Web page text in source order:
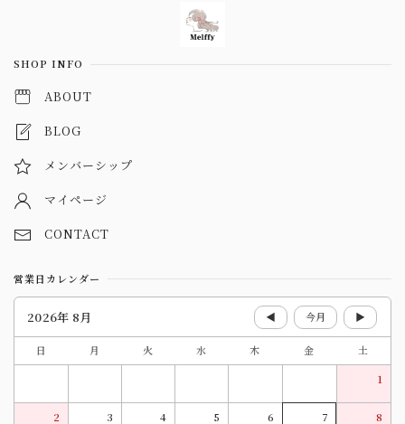
SHOP INFO
ABOUT
BLOG
メンバーシップ
マイページ
CONTACT
営業日カレンダー
2026年 8月 ◀ 今月 ▶
日 月 火 水 木 金
土
1
2 3 4 5 6 7 8